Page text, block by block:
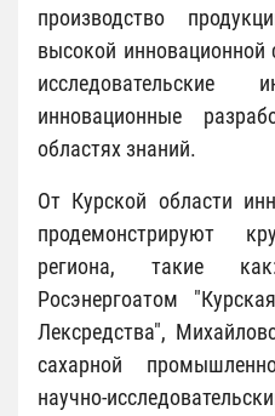
производство
высокой
исследовательские
инновационные
областях знаний.
От Курской области
продемонстрируют
региона, такие
Росэнергоатом
Лексредства",
сахарной
научно-